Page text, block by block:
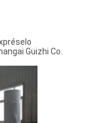
Guizhi Co.